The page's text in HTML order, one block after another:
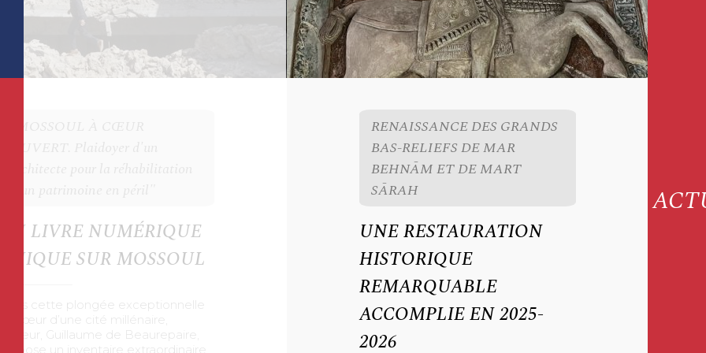
LIVRE NUMÉRIQUE
SUR MOSSOUL
cette plongée exceptionnelle
cœur d’une cité millénaire,
Guillaume de Beaurepaire,
un inventaire extraordinaire
RENAISSANCE DES GRANDS
BAS-RELIEFS DE MAR
BEHNĀM ET DE MART
SĀRAH
UNE RESTAURATION
HISTORIQUE
REMARQUABLE
ACCOMPLIE EN 2025-
2026